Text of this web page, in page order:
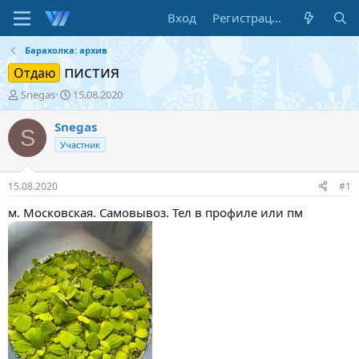
Вход Регистрация
Барахолка: архив
Отдаю пистия
А
в
т
о
т
е
м
ы
Snegas
Д
а
т
а
н
а
л
а
15.08.2020
S Snegas
Участник
15.08.2020 #1
м. Московская. Самовывоз. Тел в профиле или пм